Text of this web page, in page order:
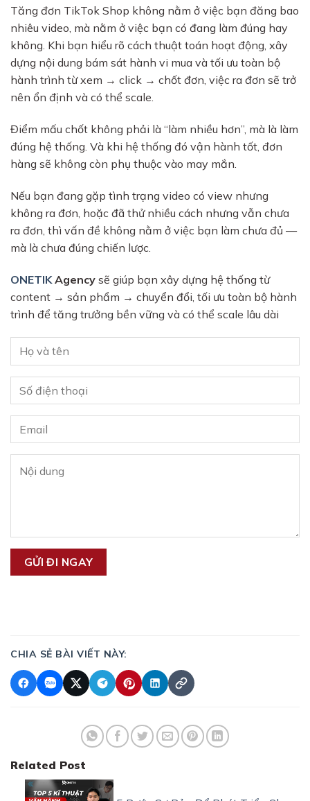
Tăng đơn TikTok Shop không nằm ở việc bạn đăng bao
nhiêu video, mà nằm ở việc bạn có đang làm đúng hay
không. Khi bạn hiểu rõ cách thuật toán hoạt động, xây
dựng nội dung bám sát hành vi mua và tối ưu toàn bộ
hành trình từ xem → click → chốt đơn, việc ra đơn sẽ trở
nên ổn định và có thể scale.
Điểm mấu chốt không phải là “làm nhiều hơn”, mà là làm
đúng hệ thống. Và khi hệ thống đó vận hành tốt, đơn
hàng sẽ không còn phụ thuộc vào may mắn.
Nếu bạn đang gặp tình trạng video có view nhưng
không ra đơn, hoặc đã thử nhiều cách nhưng vẫn chưa
ra đơn, thì vấn đề không nằm ở việc bạn làm chưa đủ —
mà là chưa đúng chiến lược.
ONETIK Agency sẽ giúp bạn xây dựng hệ thống từ
content → sản phẩm → chuyển đổi, tối ưu toàn bộ hành
trình để tăng trưởng bền vững và có thể scale lâu dài
CHIA SẺ BÀI VIẾT NÀY:
Related Post